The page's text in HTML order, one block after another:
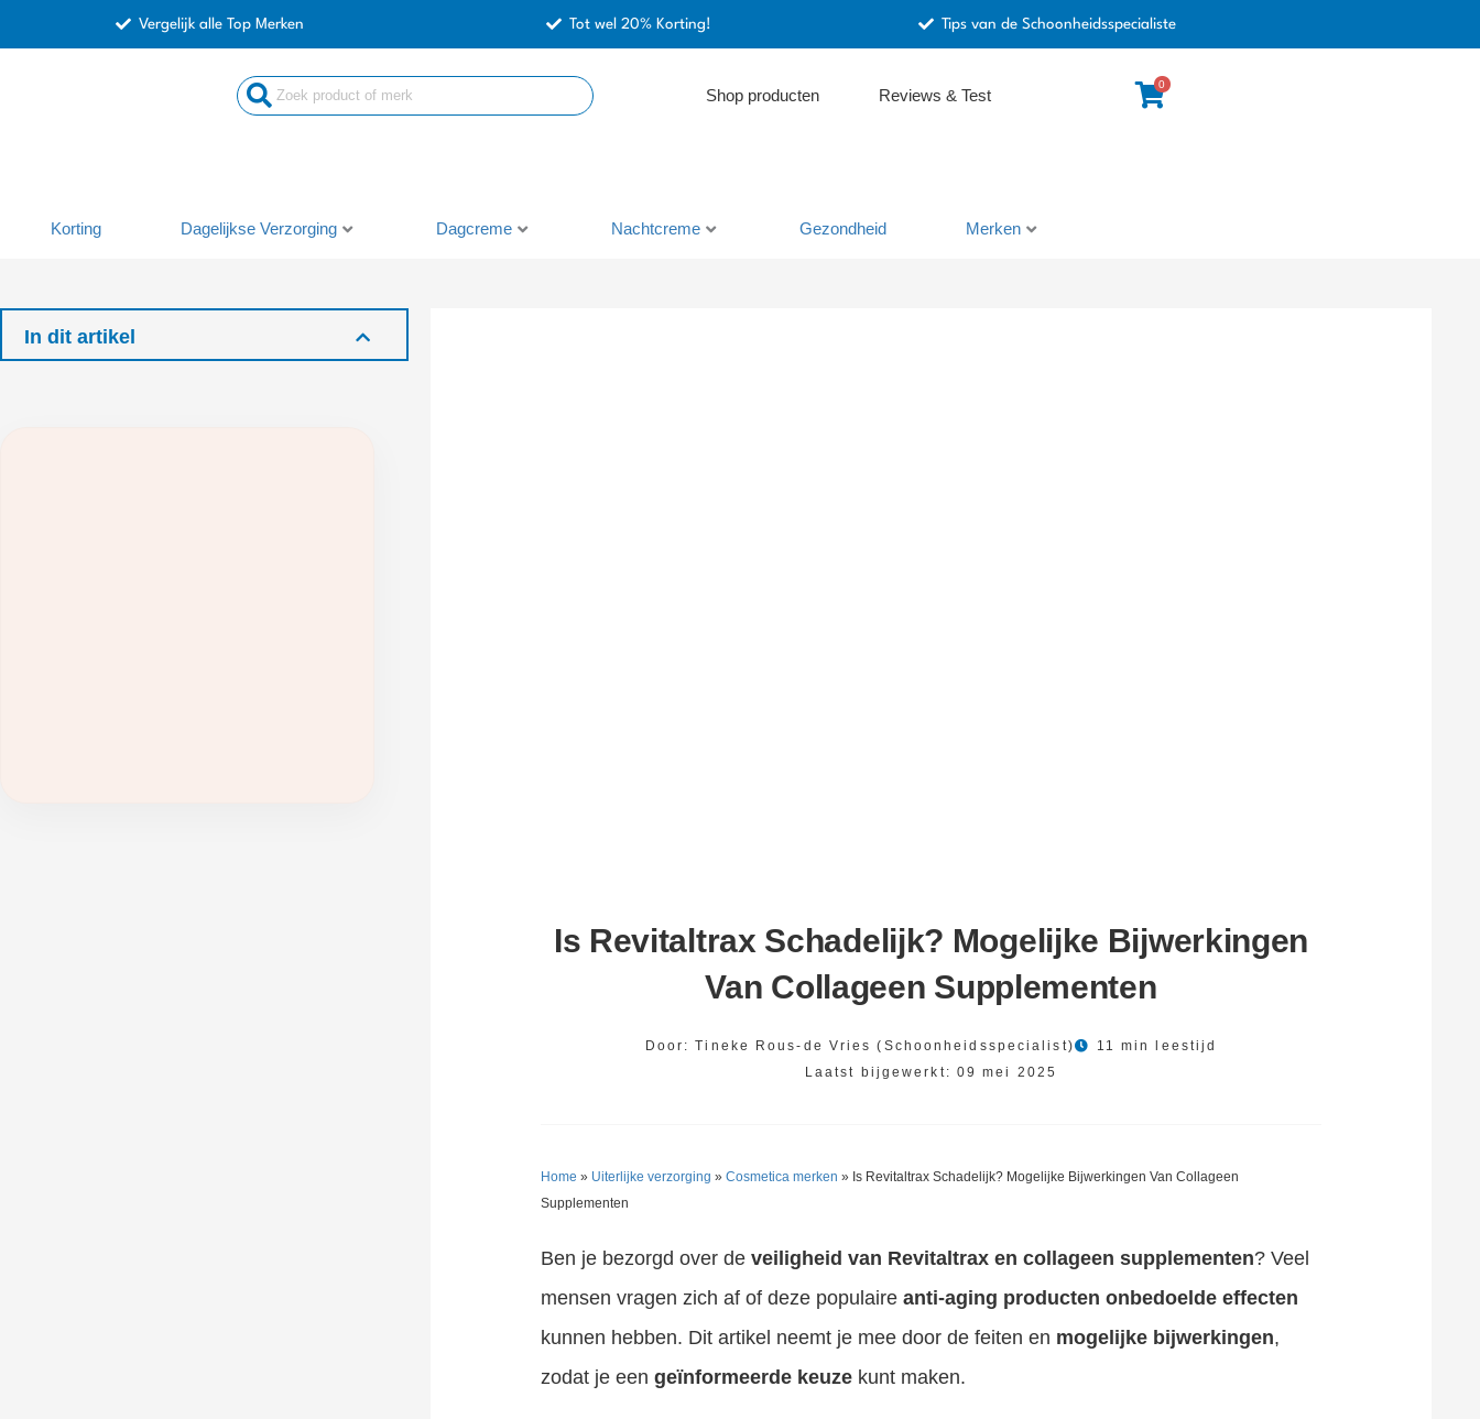
Vergelijk alle Top Merken Tot wel 20% Korting! Tips van de Schoonheidsspecialiste
Search
...
Shop producten Reviews & Test
0
Korting Dagelijkse Verzorging Dagcreme Nachtcreme Gezondheid Merken
In dit artikel
Is Revitaltrax Schadelijk? Mogelijke Bijwerkingen
Van Collageen Supplementen
Door: Tineke Rous-de Vries (Schoonheidsspecialist)
11 min leestijd
Laatst bijgewerkt: 09 mei 2025
Home » Uiterlijke verzorging » Cosmetica merken » Is Revitaltrax Schadelijk? Mogelijke Bijwerkingen Van Collageen
Supplementen
Ben je bezorgd over de veiligheid van Revitaltrax en collageen supplementen? Veel
mensen vragen zich af of deze populaire anti-aging producten onbedoelde effecten
kunnen hebben. Dit artikel neemt je mee door de feiten en mogelijke bijwerkingen,
zodat je een geïnformeerde keuze kunt maken.